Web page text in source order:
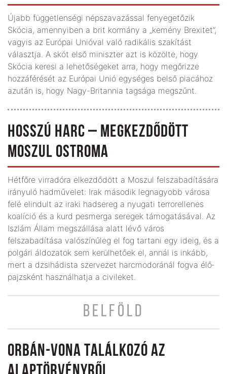
Újabb függetlenségi népszavazással fenyege­tőzik
Skócia, amennyiben a brit kormány a „ke­mény Brexitet”,
vagyis az Európai Unióval való radikális szakítást
választja. A skót első miniszter azt is közölte, hogy
Skócia keresi a lehetőségeket arra, hogy megőrizze
hozzáférését az Európai Unió egységes belső piacához
azután is, hogy Nagy-Britannia tagsága meg­szűnt.
HOSSZÚ HARC – MEGKEZDŐDÖTT
MOSZUL OSTROMA
Hétfőre virradóra elkezdődött a Moszul felszabadítására
irányuló hadművelet: Irak második legnagyobb városa
felé elindult az iraki hadsereg a nyugati terrorellenes
koa­líció és a kurd pesmerga seregek támogatásával. Az
Iszlám Állam megszállása alatt lévő város
felszabadítása valószínűleg el fog tartani egy ideig, és a
polgári áldozatok sem kerülhetőek el, annál is inkább,
mert a dzsihádista szervezet harcmodoránál fogva élő­
pajzsként használhatja a civileket.
BELFÖLD
ORBÁN-VONA TALÁLKOZÓ AZ